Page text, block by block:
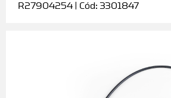
R27904254 | Cód: 3301847